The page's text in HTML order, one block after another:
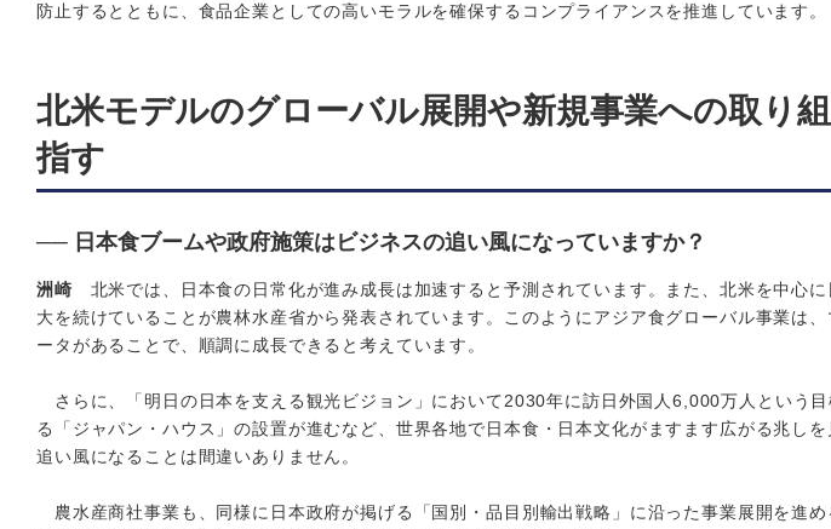
防止するとともに、食品企業としての高いモラルを確保するコンプライアンスを推進しています。
北米モデルのグローバル展開や新規事業への取り
指す
── 日本食ブームや政府施策はビジネスの追い風になっていますか？
洲崎 北米では、日本食の日常化が進み成長は加速すると予測されています。また、北米を中心
大を続けていることが農林水産省から発表されています。このようにアジア食グローバル事業は
ータがあることで、順調に成長できると考えています。
さらに、「明日の日本を支える観光ビジョン」において2030年に訪日外国人6,000万人という
る「ジャパン・ハウス」の設置が進むなど、世界各地で日本食・日本文化がますます広がる兆し
追い風になることは間違いありません。
農水産商社事業も、同様に日本政府が掲げる「国別・品目別輸出戦略」に沿った事業展開を進